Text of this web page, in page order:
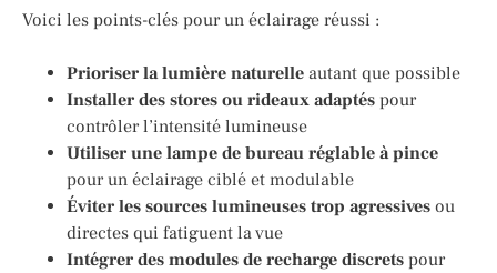
Voici les points-clés pour un éclairage réussi :
Prioriser la lumière naturelle autant que possible
Installer des stores ou rideaux adaptés pour
contrôler l’intensité lumineuse
Utiliser une lampe de bureau réglable à pince
pour un éclairage ciblé et modulable
Éviter les sources lumineuses trop agressives ou
directes qui fatiguent la vue
Intégrer des modules de recharge discrets pour